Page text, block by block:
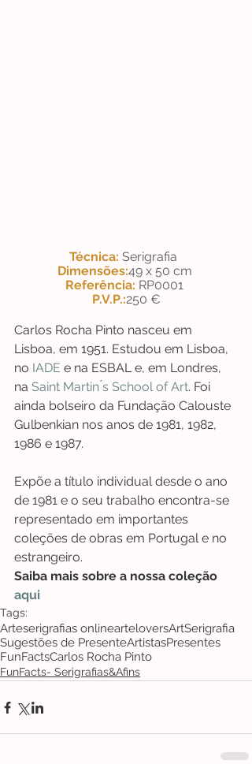
Técnica: Serigrafia
Dimensões:49 x 50 cm
Referência: RP0001
P.V.P.:250 €
Carlos Rocha Pinto nasceu em
Lisboa, em 1951. Estudou em Lisboa,
no IADE e na ESBAL e, em Londres,
na Saint Martin ́s School of Art. Foi
ainda bolseiro da Fundação Calouste
Gulbenkian nos anos de 1981, 1982,
1986 e 1987.
Expõe a título individual desde o ano
de 1981 e o seu trabalho encontra-se
representado em importantes
coleções de obras em Portugal e no
estrangeiro.
Saiba mais sobre a nossa coleção
aqui
Tags:
Arteserigrafias onlinearteloversArtSerigrafia
Sugestões de PresenteArtistasPresentes
FunFactsCarlos Rocha Pinto
FunFacts- Serigrafias&Afins